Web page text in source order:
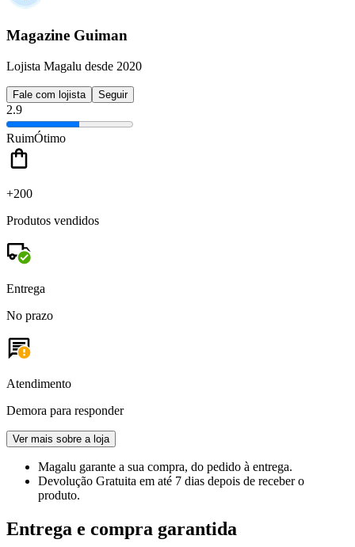
Magazine Guiman
Lojista Magalu desde 2020
Fale com lojista Seguir
2.9
RuimÓtimo
+200
Produtos vendidos
Entrega
No prazo
Atendimento
Demora para responder
Ver mais sobre a loja
Magalu garante a sua compra, do pedido à entrega.
Devolução Gratuita em até 7 dias depois de receber o
produto.
Entrega e compra garantida